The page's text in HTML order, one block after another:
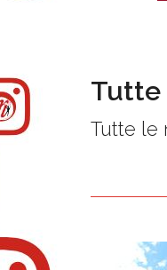
Tutte
Tutte le